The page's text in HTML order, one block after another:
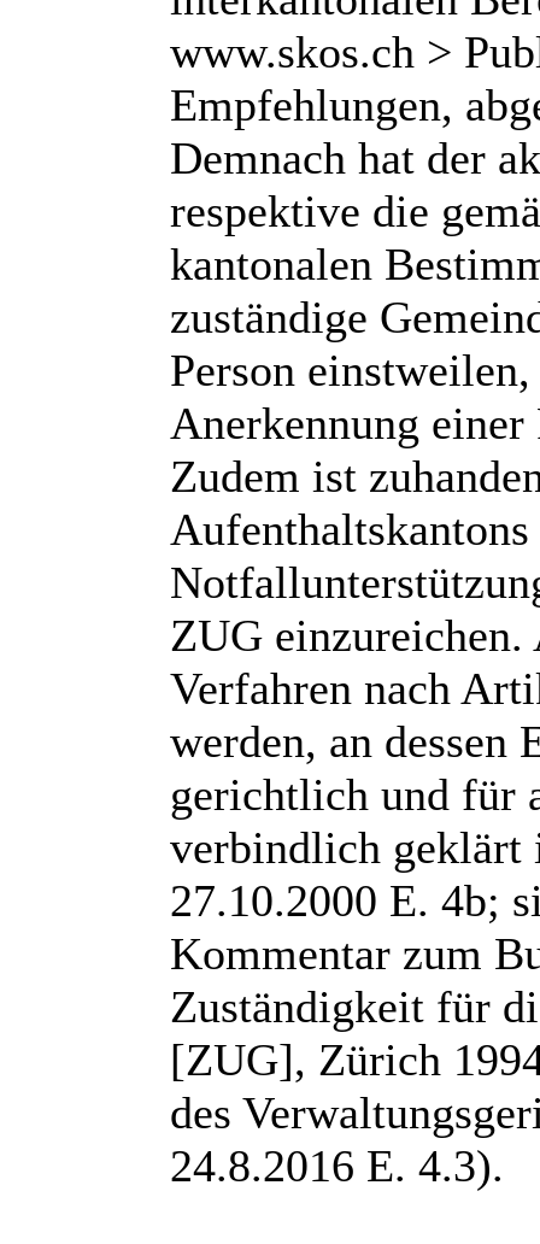
www.skos.ch >
Empfehlungen,
Demnach hat der
respektive die
kantonalen
zuständige
Person
Anerkennung
Zudem ist
Aufenthaltskantons
ZUG einzureichen.
Verfahren nach
werden, an dessen
gerichtlich und für
verbindlich
27.10.2000 E. 4b;
Kommentar zum
Zuständigkeit für
[ZUG], Zürich
des
24.8.2016 E. 4.3).